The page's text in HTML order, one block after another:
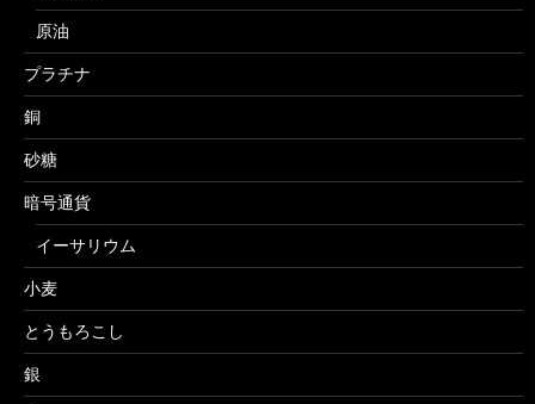
原油
プラチナ
銅
砂糖
暗号通貨
イーサリウム
小麦
とうもろこし
銀